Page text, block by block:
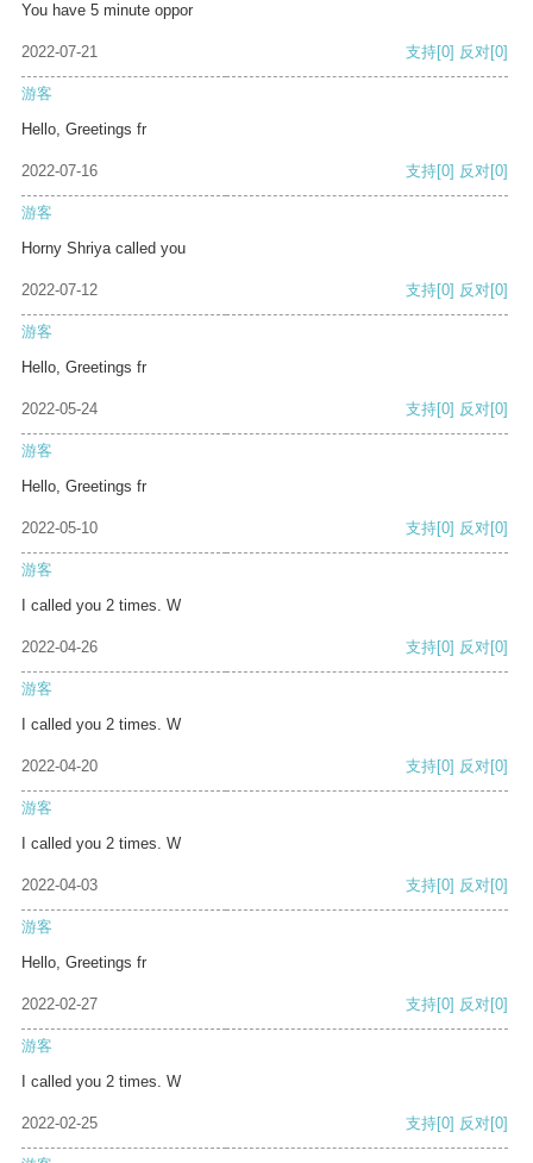
You have 5 minute oppor
2022-07-21 支持[0] 反对[0]
游客
Hello, Greetings fr
2022-07-16 支持[0] 反对[0]
游客
Horny Shriya called you
2022-07-12 支持[0] 反对[0]
游客
Hello, Greetings fr
2022-05-24 支持[0] 反对[0]
游客
Hello, Greetings fr
2022-05-10 支持[0] 反对[0]
游客
I called you 2 times. W
2022-04-26 支持[0] 反对[0]
游客
I called you 2 times. W
2022-04-20 支持[0] 反对[0]
游客
I called you 2 times. W
2022-04-03 支持[0] 反对[0]
游客
Hello, Greetings fr
2022-02-27 支持[0] 反对[0]
游客
I called you 2 times. W
2022-02-25 支持[0] 反对[0]